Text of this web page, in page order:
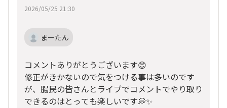
2026/05/25 21:30
まーたん
コメントありがとうございます😊
修正がきかないので気をつける事は多いのです
が、腸民の皆さんとライブでコメントでやり取り
できるのはとっても楽しいです💭✨